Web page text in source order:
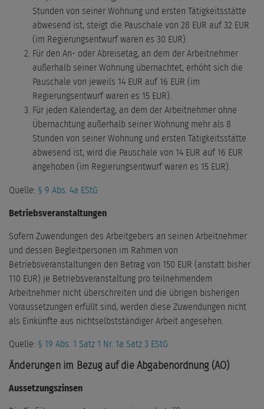
Stunden von seiner Wohnung und ersten Tätigkeitsstätte
abwesend ist, steigt die Pauschale von 28 EUR auf 32 EUR
(im Regierungsentwurf waren es 30 EUR).
Für den An- oder Abreisetag, an dem der Arbeitnehmer
außerhalb seiner Wohnung übernachtet, erhöht sich die
Pauschale von jeweils 14 EUR auf 16 EUR (im
Regierungsentwurf waren es 15 EUR).
Für jeden Kalendertag, an dem der Arbeitnehmer ohne
Übernachtung außerhalb seiner Wohnung mehr als 8
Stunden von seiner Wohnung und ersten Tätigkeitsstätte
abwesend ist, wird die Pauschale von 14 EUR auf 16 EUR
angehoben (im Regierungsentwurf waren es 15 EUR).
Quelle: § 9 Abs. 4a EStG
Betriebsveranstaltungen
Sofern Zuwendungen des Arbeitgebers an seinen Arbeitnehmer
und dessen Begleitpersonen im Rahmen von
Betriebsveranstaltungen den Betrag von 150 EUR (anstatt bisher
110 EUR) je Betriebsveranstaltung pro teilnehmendem
Arbeitnehmer nicht überschreiten und die übrigen bisherigen
Voraussetzungen erfüllt sind, werden diese Zuwendungen nicht
als Einkünfte aus nichtselbstständiger Arbeit angesehen.
Quelle: § 19 Abs. 1 Satz 1 Nr. 1a Satz 3 EStG
Änderungen im Bezug auf die Abgabenordnung (AO)
Aussetzungszinsen